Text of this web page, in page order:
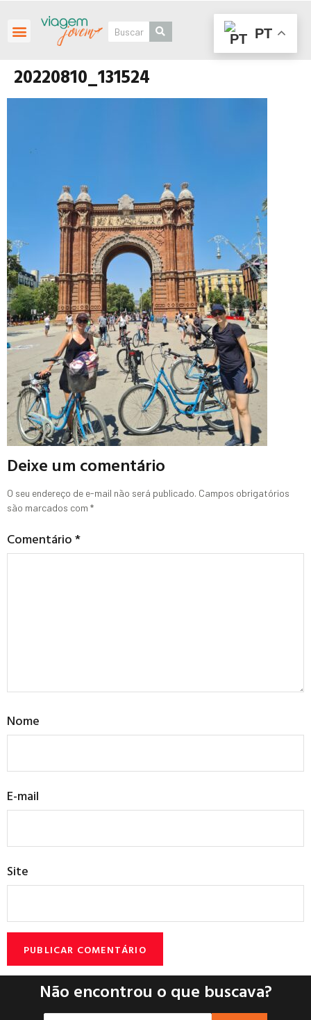
20220810_131524
Deixe um comentário
O seu endereço de e-mail não será publicado. Campos obrigatórios
são marcados com *
Comentário*
Nome
E-mail
Site
Não encontrou o que buscava?
PT